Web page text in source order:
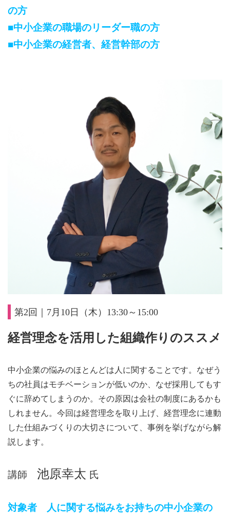
の方
■中小企業の職場のリーダー職の方
■中小企業の経営者、経営幹部の方
第2回｜7月10日（木）13:30～15:00
経営理念を活用した組織作りのススメ
中小企業の悩みのほとんどは人に関することです。なぜう
ちの社員はモチベーションが低いのか、なぜ採用してもす
ぐに辞めてしまうのか。その原因は会社の制度にあるかも
しれません。今回は経営理念を取り上げ、経営理念に連動
した仕組みづくりの大切さについて、事例を挙げながら解
説します。
講師 池原幸太 氏
対象者 人に関する悩みをお持ちの中小企業の